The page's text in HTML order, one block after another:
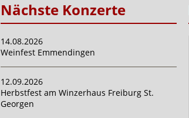
Nächste Konzerte
14.08.2026
Weinfest Emmendingen
12.09.2026
Herbstfest am Winzerhaus Freiburg St.
Georgen